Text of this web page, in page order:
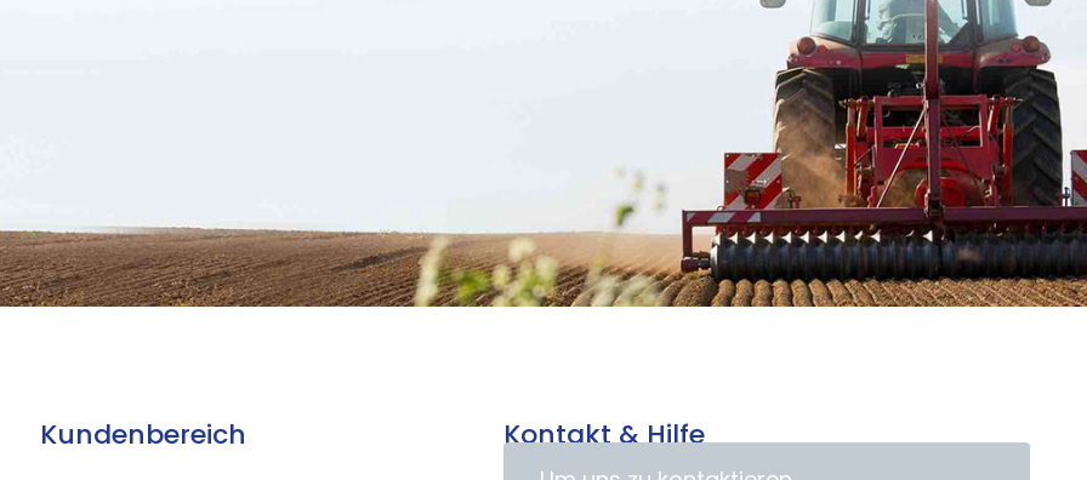
Kundenbereich Kontakt & Hilfe